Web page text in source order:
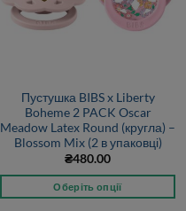
Пустушка BIBS x Liberty
Boheme 2 PACK Oscar
Meadow Latex Round (кругла) –
Blossom Mix (2 в упаковці)
₴480.00
Оберіть опції